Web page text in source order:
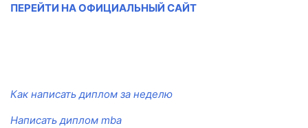
ПЕРЕЙТИ НА ОФИЦИАЛЬНЫЙ САЙТ
Как написать диплом за неделю
Написать диплом mba